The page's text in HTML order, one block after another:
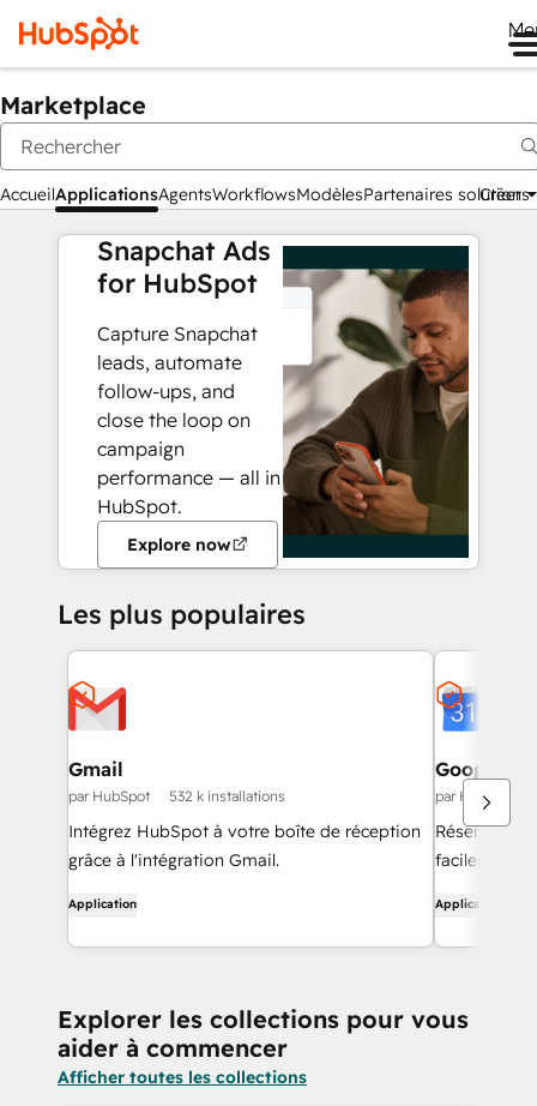
Marketplace
AccueilApplicationsAgentsWorkflowsModèlesPartenaires solutions
Créer
Snapchat Ads
for HubSpot
Capture Snapchat
leads, automate
follow-ups, and
close the loop on
campaign
performance — all in
HubSpot.
Explore now
Les plus populaires
Gmail
par HubSpot 532 k installations
Intégrez HubSpot à votre boîte de réception
grâce à l'intégration Gmail.
Application
Google
par HubSpot
Réservez
facilement
Application
Explorer les collections pour vous
aider à commencer
Afficher toutes les collections